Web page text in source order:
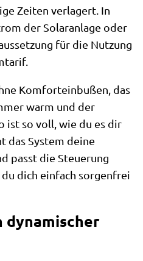
Zeiten verlagert. In
der Solaranlage oder
für die Nutzung
Komforteinbußen, das
warm und der
ist so voll, wie du es dir
das System deine
passt die Steuerung
dich einfach sorgenfrei
dynamischer